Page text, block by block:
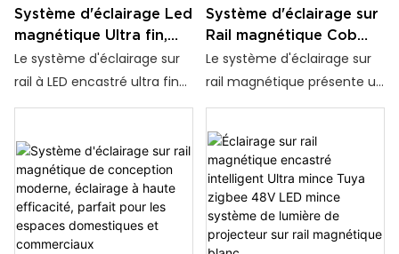
Système d'éclairage Led
magnétique Ultra fin,
vente en gros, 48v,
éclairage sur Rail
vente en gros
Le système d'éclairage sur
rail à LED encastré ultra fin
au plafond caché Euro est
élégante et moderne pour
n'importe quel espace. Il est
conçu pour être
discrètement intégré au
plafond, offrant ainsi un
Système d'éclairage sur
Rail magnétique Cob
Led blanc, monté en
Surface, 4 méthodes
Le système d'éclairage sur
rail magnétique présente un
design élégant et moderne
qui allie efficacité et
esthétique, ce qui en fait la
solution idéale pour les
rénovations de maison et
de projet. Que ce soit pour
des espaces résidentiels,